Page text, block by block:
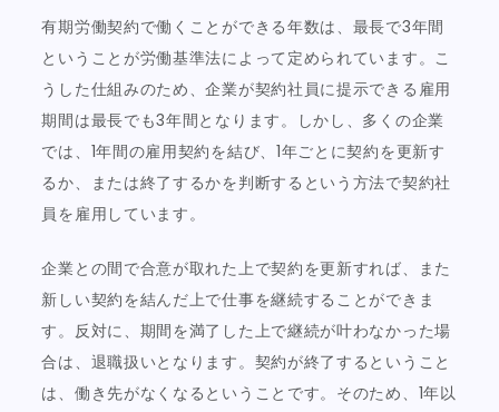
有期労働契約で働くことができる年数は、最長で3年間
ということが労働基準法によって定められています。こ
うした仕組みのため、企業が契約社員に提示できる雇用
期間は最長でも3年間となります。しかし、多くの企業
では、1年間の雇用契約を結び、1年ごとに契約を更新す
るか、または終了するかを判断するという方法で契約社
員を雇用しています。
企業との間で合意が取れた上で契約を更新すれば、また
新しい契約を結んだ上で仕事を継続することができま
す。反対に、期間を満了した上で継続が叶わなかった場
合は、退職扱いとなります。契約が終了するということ
は、働き先がなくなるということです。そのため、1年以